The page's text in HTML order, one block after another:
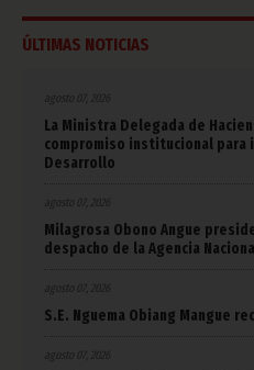
ÚLTIMAS NOTICIAS
agosto 07, 2026
La Ministra Delegada de
compromiso institucional para
Desarrollo
agosto 07, 2026
Milagrosa Obono Angue
despacho de la Agencia
agosto 07, 2026
S.E. Nguema Obiang Mangue
agosto 07, 2026